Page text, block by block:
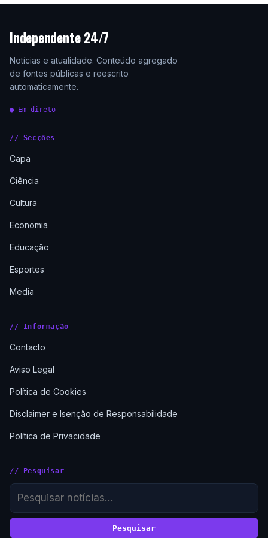
Independente 24/7
Notícias e atualidade. Conteúdo agregado
de fontes públicas e reescrito
automaticamente.
● Em direto
// Secções
Capa
Ciência
Cultura
Economia
Educação
Esportes
Media
// Informação
Contacto
Aviso Legal
Política de Cookies
Disclaimer e Isenção de Responsabilidade
Política de Privacidade
// Pesquisar
Pesquisar